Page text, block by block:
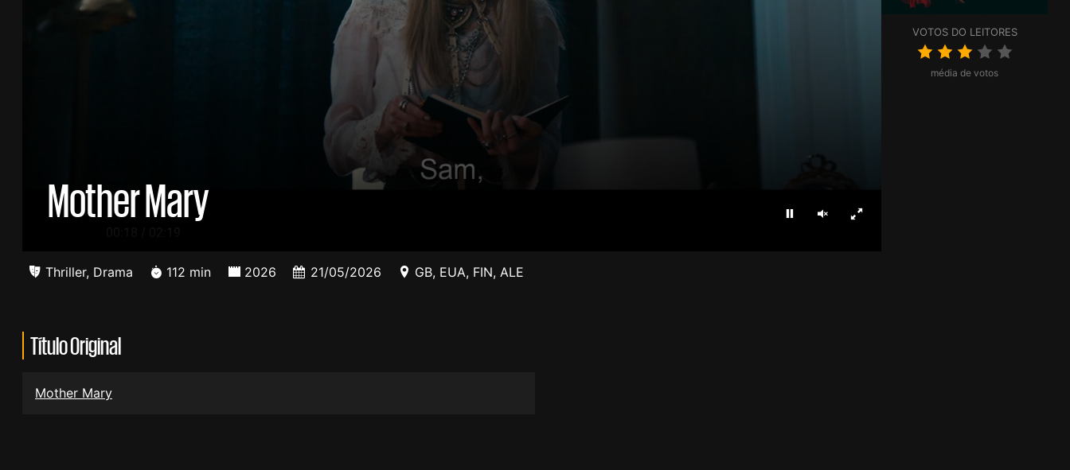
PararLigar somEcrã inteiro
Mother Mary
VOTOS DO LEITORES
média de votos
Thriller, Drama 112 min 2026 21/05/2026 GB, EUA, FIN, ALE
Título Original
Mother Mary